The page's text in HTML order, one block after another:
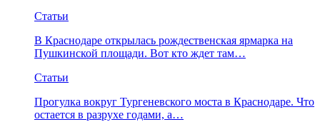
Статьи
В Краснодаре открылась рождественская ярмарка на
Пушкинской площади. Вот кто ждет там…
Статьи
Прогулка вокруг Тургеневского моста в Краснодаре. Что
остается в разрухе годами, а…